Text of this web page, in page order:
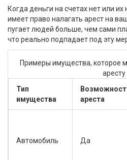
Когда деньги на счетах нет или
имеет право налагать арест на
пугает людей больше, чем сами
что реально подпадает под эту
Примеры имущества, которое
аресту
Тип
имущества
ареста
Автомобиль Да